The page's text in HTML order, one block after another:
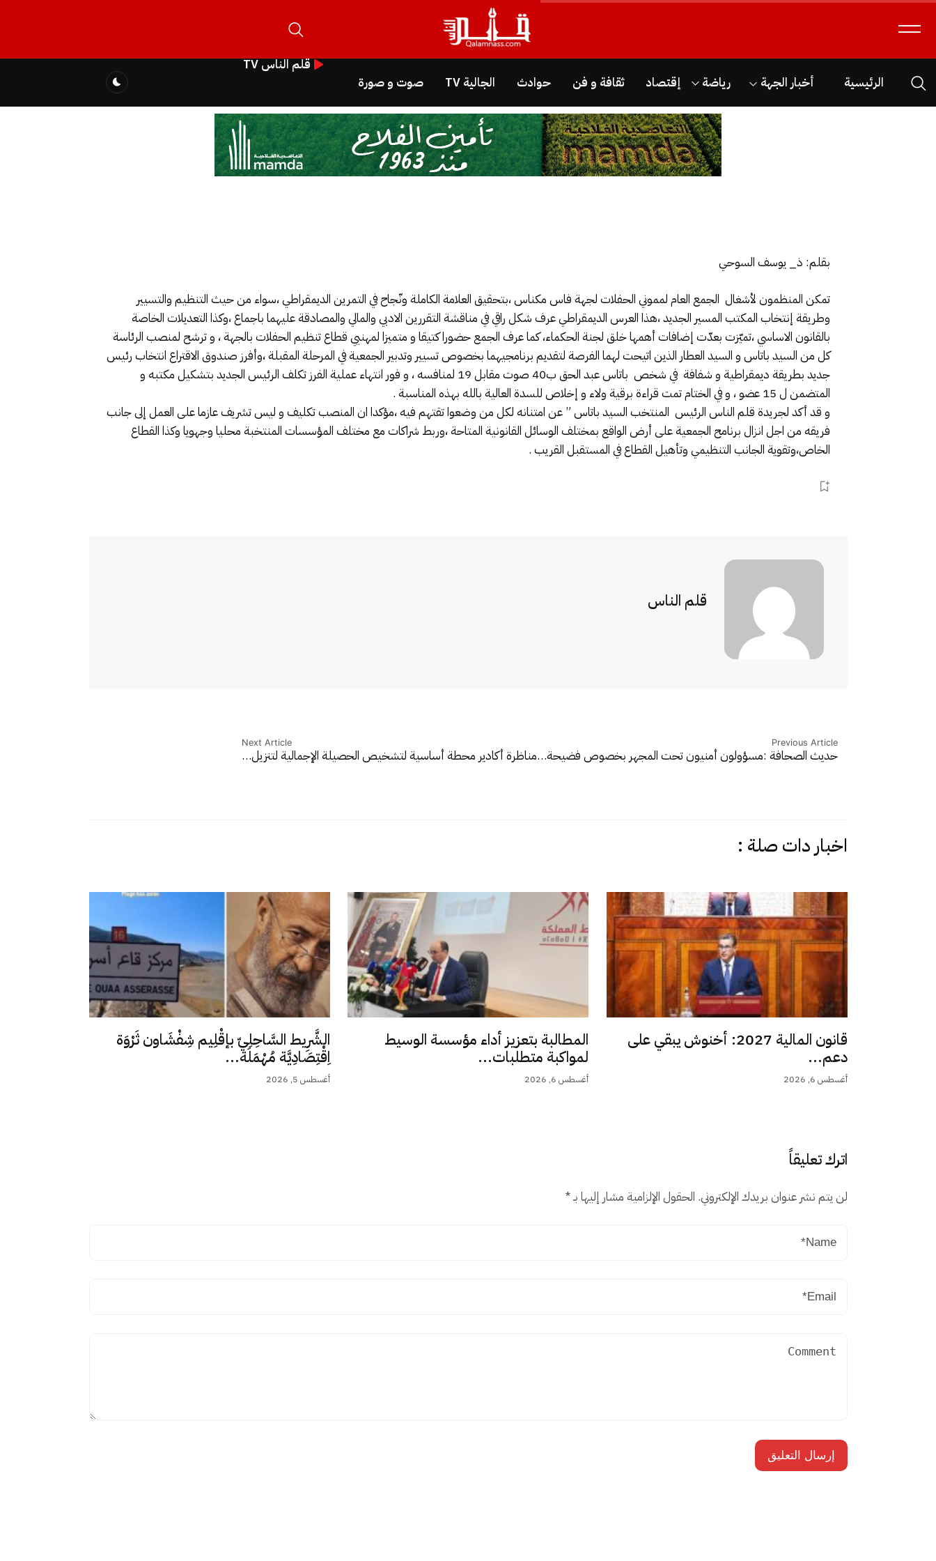
الرئيسية أخبار الجهة رياضة إقتصاد ثقافة و فن حوادث الجالية TV صوت و صورة
قلم الناس TV
بقلم: ذ_ يوسف السوحي
تمكن المنظمون لأشغال الجمع العام لمموني الحفلات لجهة فاس مكناس ،بتحقيق العلامة الكاملة ونّجاح في التمرين الديمقراطي ،سواء من حيث التنظيم والتسيير
وطريقة إنتخاب المكتب المسير الجديد ،هذا العرس الديمقراطي عرف شكل راقي في مناقشة التقررين الادبي والمالي والمصادقة عليهما باجماع ،وكذا التعديلات الخاصة
بالقانون الاساسي ،تميّزت بعدّت إضافات أهمها خلق لجنة الحكماء، كما عرف الجمع حضورا كتيقا و متميزا لمهنيي قطاع تنظيم الحفلات بالجهة ، و ترشح لمنصب الرئاسة
كل من السيد باتاس و السيد العطار الذين اتيحت لهما الفرصة لتقديم برنامجيهما بخصوص تسيير وتدبير الجمعية في المرحلة المقبلة ،وأفرز صندوق الاقتراع انتخاب رئيس
جديد بطريقة ديمقراطية و شفافة في شخص باتاس عبد الحق ب40 صوت مقابل 19 لمنافسه ، و فور انتهاء عملية الفرز تكلف الرئيس الجديد بتشكيل مكتبه و
المتضمن ل 15 عضو ، و في الختام تمت قراءة برقية ولاء و إخلاص للسدة العالية بالله بهذه المناسبة .
و قد أكد لجريدة قلم الناس الرئيس المنتخب السيد باتاس ” عن امتنانه لكل من وضعوا تقتهم فيه ،مؤكدا ان المنصب تكليف و ليس تشريف عازما على العمل إلى جانب
فريقه من اجل انزال برنامح الجمعية على أرض الواقع بمختلف الوسائل القانونية المتاحة ،وربط شراكات مع مختلف المؤسسات المنتخبة محليا وجهويا وكذا القطاع
الخاص،وتقوية الجانب التنظيمي وتأهيل القطاع في المستقبل القريب .
قلم الناس
Previous Article
حديث الصحافة :مسؤولون أمنيون تحت المجهر بخصوص فضيحة…
Next Article
مناظرة أكادير محطة أساسية لتشخيص الحصيلة الإجمالية لتنزيل…
اخبار دات صلة :
قانون المالية 2027: أخنوش يبقي على
دعم...
أغسطس 6, 2026
المطالبة بتعزيز أداء مؤسسة الوسيط
لمواكبة متطلبات...
أغسطس 6, 2026
الشَّرِيط السَّاحِلِيّ بإقْلِيم شِفْشَاون ثَرْوَة
اِقْتِصَادِيَّة مُهْمَلَة...
أغسطس 5, 2026
اترك تعليقاً
لن يتم نشر عنوان بريدك الإلكتروني. الحقول الإلزامية مشار إليها بـ*